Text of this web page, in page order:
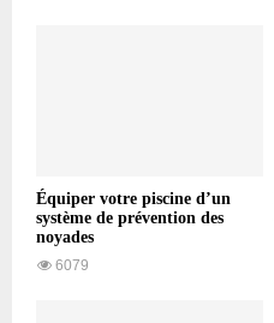
Équiper votre piscine d’un
système de prévention des
noyades
6079